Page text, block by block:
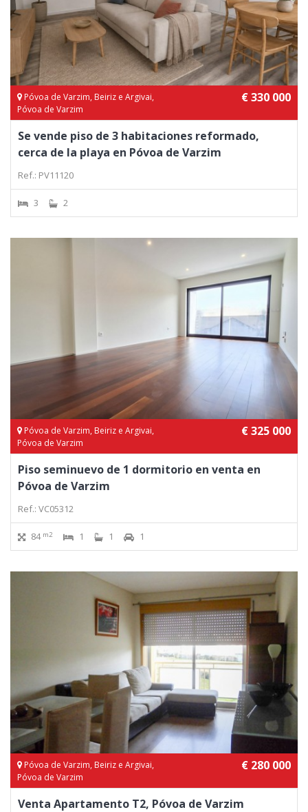
Póvoa de Varzim, Beiriz e Argivai,
Póvoa de Varzim
€ 330 000
Se vende piso de 3 habitaciones reformado,
cerca de la playa en Póvoa de Varzim
Ref.: PV11120
3 2
Póvoa de Varzim, Beiriz e Argivai,
Póvoa de Varzim
€ 325 000
Piso seminuevo de 1 dormitorio en venta en
Póvoa de Varzim
Ref.: VC05312
84 m2 1 1 1
Póvoa de Varzim, Beiriz e Argivai,
Póvoa de Varzim
€ 280 000
Venta Apartamento T2, Póvoa de Varzim